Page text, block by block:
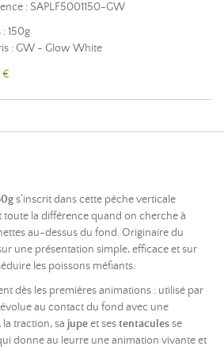
: SAPLF5001150-GW
: 150g
: GW - Glow White
€
s’inscrit dans cette pêche verticale
toute la différence quand on cherche à
au-dessus du fond. Originaire du
une présentation simple, efficace et sur
les poissons méfiants.
dès les premières animations : utilisé par
au contact du fond avec une
traction, sa jupeet sestentaculesse
donne au leurre une animation vivante et